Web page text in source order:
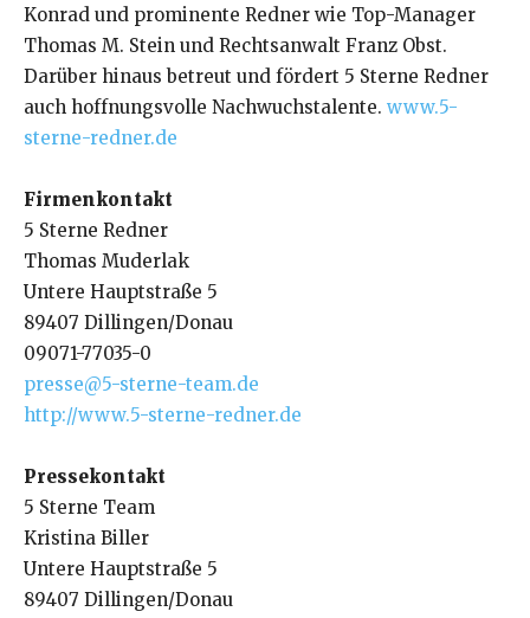
Konrad und prominente Redner wie Top-Manager
Thomas M. Stein und Rechtsanwalt Franz Obst.
Darüber hinaus betreut und fördert 5 Sterne Redner
auch hoffnungsvolle Nachwuchstalente. www.5-
sterne-redner.de
Firmenkontakt
5 Sterne Redner
Thomas Muderlak
Untere Hauptstraße 5
89407 Dillingen/Donau
09071-77035-0
presse@5-sterne-team.de
http://www.5-sterne-redner.de
Pressekontakt
5 Sterne Team
Kristina Biller
Untere Hauptstraße 5
89407 Dillingen/Donau